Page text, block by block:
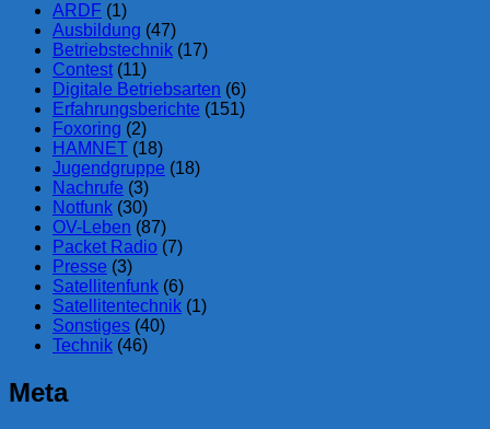
ARDF (1)
Ausbildung (47)
Betriebstechnik (17)
Contest(11)
Digitale Betriebsarten (6)
Erfahrungsberichte (151)
Foxoring (2)
HAMNET (18)
Jugendgruppe (18)
Nachrufe (3)
Notfunk (30)
OV-Leben (87)
Packet Radio (7)
Presse (3)
Satellitenfunk (6)
Satellitentechnik (1)
Sonstiges (40)
Technik (46)
Meta